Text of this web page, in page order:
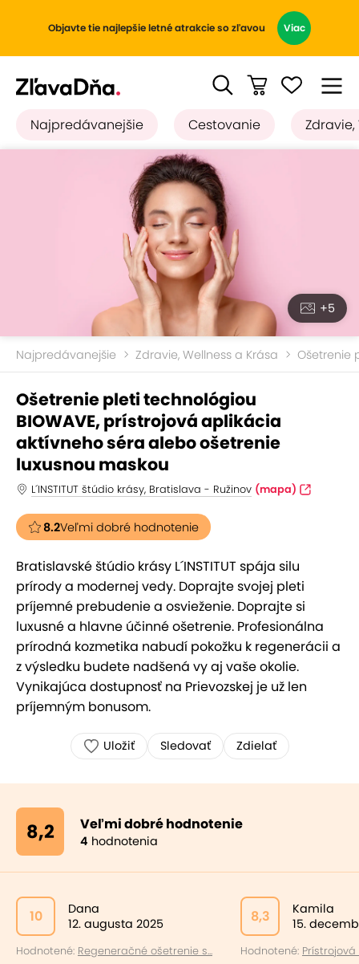
Objavte tie najlepšie letné atrakcie so zľavou Viac
Najpredávanejšie Cestovanie Zdravie,
+5
Najpredávanejšie Zdravie, Wellness a Krása Ošetrenie
Ošetrenie pleti technológiou
BIOWAVE, prístrojová aplikácia
aktívneho séra alebo ošetrenie
luxusnou maskou
L´INSTITUT štúdio krásy, Bratislava - Ružinov (mapa)
8.2Veľmi dobré hodnotenie
Bratislavské štúdio krásy L´INSTITUT spája silu
prírody a modernej vedy. Doprajte svojej pleti
príjemné prebudenie a osvieženie. Doprajte si
luxusné a hlavne účinné ošetrenie. Profesionálna
prírodná kozmetika nabudí pokožku k regenerácii a
z výsledku budete nadšená vy aj vaše okolie.
Vynikajúca dostupnosť na Prievozskej je už len
príjemným bonusom.
Uložiť Sledovať Zdielať
8,2 Veľmi dobré hodnotenie
4 hodnotenia
10
Dana
12. augusta 2025
Hodnotené: Regeneračné ošetrenie s...
8,3
Kamila
15.
Hodnotené: Prístrojová